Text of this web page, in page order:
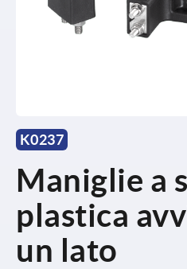
K0237
Maniglie a
plastica
un lato